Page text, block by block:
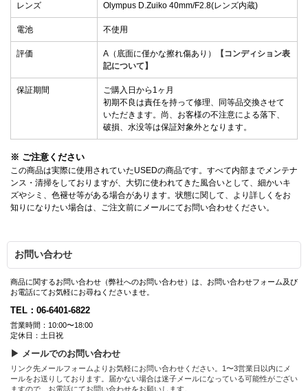
レンズ Olympus D.Zuiko 40mm/F2.8(レンズ内蔵)
電池 不使用
評価 A（底面に僅かな擦れ傷あり）
【コンディション表
記について】
保証期間
ご購入日から1ヶ月
初期不良は責任を持って修理、同等品交換させて
いただきます。尚、お客様の不注意による落下、
破損、水没等は保証対象外となります。
※ ご注意ください
この商品は実際に使用されていたUSEDの商品です。すべて内部までメンテナ
ンス・清掃をしておりますが、大切に使われてきた風合いとして、細かいキ
ズやシミ、色褪せ等がある場合があります。状態に関して、より詳しくをお
知りになりたい場合は、ご注文前にメールにてお問い合わせください。
お問い合わせ
商品に関するお問い合わせ（弊社へのお問い合わせ）は、お問い合わせフォーム及び
お電話にてお気軽にお尋ねくださいませ。
TEL：06-6401-6822
営業時間：10:00〜18:00
定休日：土日祝
▶ メールでのお問い合わせ
リンク先メールフォームよりお気軽にお問い合わせください。1〜3営業日以内にメ
ールをお送りしております。届かない場合は迷子メールになっている可能性がござい
ますので、お電話にてお問い合わせをお願いします。